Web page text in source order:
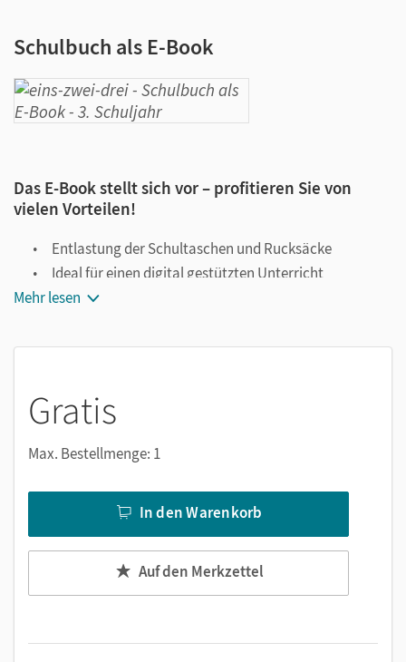
Schulbuch als E-Book
Das E-Book stellt sich vor – profitieren Sie von
vielen Vorteilen!
Entlastung der Schultaschen und Rucksäcke
Ideal für einen digital gestützten Unterricht
Notiz- und Markierungsmöglichkeit
Notizen erstellen
Markierungen setzen
Suchen im Text
Zoomen
Mehr lesen
Gratis
Max. Bestellmenge: 1
In den Warenkorb
Auf den Merkzettel